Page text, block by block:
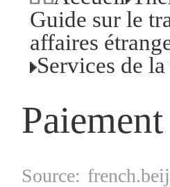
Guide sur le
affaires
Services de